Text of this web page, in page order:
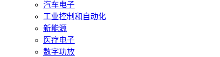
汽车电子
工业控制和自动化
新能源
医疗电子
数字功放